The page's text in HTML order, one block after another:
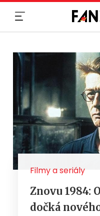
Filmy a seriály
Znovu 1984:
dočká